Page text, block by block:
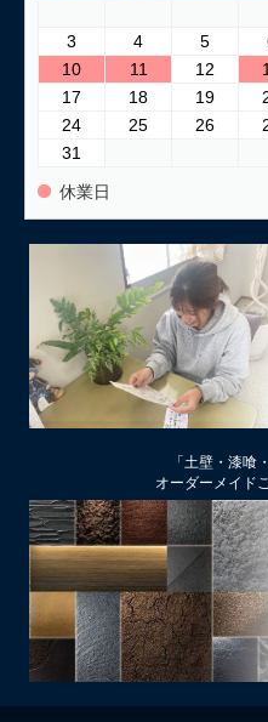
3
4 5
10
11 12
17
18 19
24
25 26
31
休業日
「土壁・漆喰
オーダーメイド